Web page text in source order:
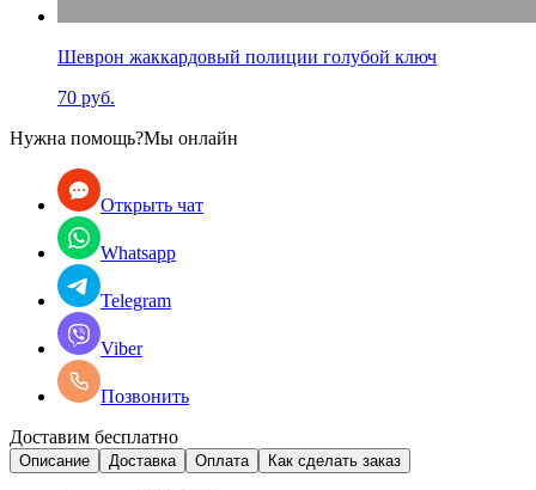
Шеврон жаккардовый полиции голубой ключ
70 руб.
Нужна помощь?Мы онлайн
Открыть чат
Whatsapp
Telegram
Viber
Позвонить
Доставим бесплатно
Описание Доставка Оплата Как сделать заказ